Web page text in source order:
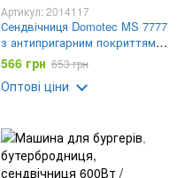
Артикул: 2014117
Сендвічниця Domotec MS 7777
з антипригарним покриттям
750W 220-240V 50/60Hz
566 грн 653 грн
Оптові ціни